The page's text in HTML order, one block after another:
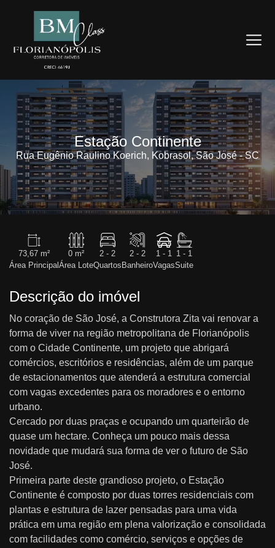
Estação Continente
Rua Eugênio Raulino Koerich, Kobrasol, São José - SC
73,67 m²
Área Principal
0 m²
Área Lote
2 - 2
Quartos
2 - 2
Banheiro
1 - 1
Vagas
1 - 1
Suite
Descrição do imóvel
No coração de São José, a Construtora Zita vai renovar a
forma de viver na região metropolitana de Florianópolis
com o Cidade Continente, um projeto que abrigará
comércios, escritórios e residências, além de um parque
de estacionamentos que atenderá a estrutura comercial
com vagas excedentes para os moradores e o entorno
urbano.
Cercado por duas praças e ocupando um quarteirão de
quase um hectare. Conheça um pouco mais dessa
novidade que mudará sua forma de ver o futuro de São
José.
Primeira parte deste grandioso projeto, o Estação
Continente é composto por duas torres residenciais com
plantas e estrutura de lazer pensadas para uma vida
prática em uma região em plena valorização e consolidada
com facilidades como comércio, serviços e opções de